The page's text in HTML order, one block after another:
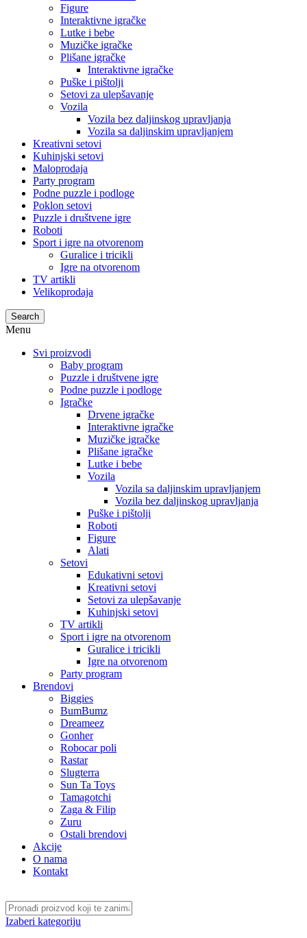
Figure
Interaktivne igračke
Lutke i bebe
Muzičke igračke
Plišane igračke
Interaktivne igračke
Puške i pištolji
Setovi za ulepšavanje
Vozila
Vozila bez daljinskog upravljanja
Vozila sa daljinskim upravljanjem
Kreativni setovi
Kuhinjski setovi
Maloprodaja
Party program
Podne puzzle i podloge
Poklon setovi
Puzzle i društvene igre
Roboti
Sport i igre na otvorenom
Guralice i tricikli
Igre na otvorenom
TV artikli
Velikoprodaja
Search
Menu
Svi proizvodi
Baby program
Puzzle i društvene igre
Podne puzzle i podloge
Igračke
Drvene igračke
Interaktivne igračke
Muzičke igračke
Plišane igračke
Lutke i bebe
Vozila
Vozila sa daljinskim upravljanjem
Vozila bez daljinskog upravljanja
Puške i pištolji
Roboti
Figure
Alati
Setovi
Edukativni setovi
Kreativni setovi
Setovi za ulepšavanje
Kuhinjski setovi
TV artikli
Sport i igre na otvorenom
Guralice i tricikli
Igre na otvorenom
Party program
Brendovi
Biggies
BumBumz
Dreameez
Gonher
Robocar poli
Rastar
Slugterra
Sun Ta Toys
Tamagotchi
Zaga & Filip
Zuru
Ostali brendovi
Akcije
O nama
Kontakt
Izaberi kategoriju